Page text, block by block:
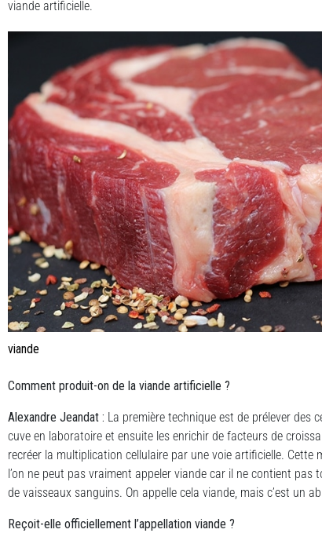
viande artificielle.
viande
Comment produit-on de la viande artificielle ?
Alexandre Jeandat : La première technique est de prélever des
cuve en laboratoire et ensuite les enrichir de facteurs de
recréer la multiplication cellulaire par une voie artificielle.
l’on ne peut pas vraiment appeler viande car il ne contient pas
de vaisseaux sanguins. On appelle cela viande, mais c’est un
Reçoit-elle officiellement l’appellation viande ?